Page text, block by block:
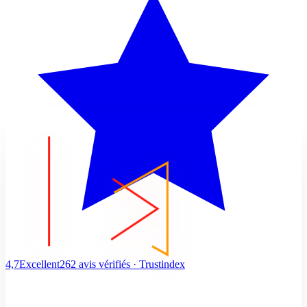
4,7Excellent262 avis vérifiés · Trustindex